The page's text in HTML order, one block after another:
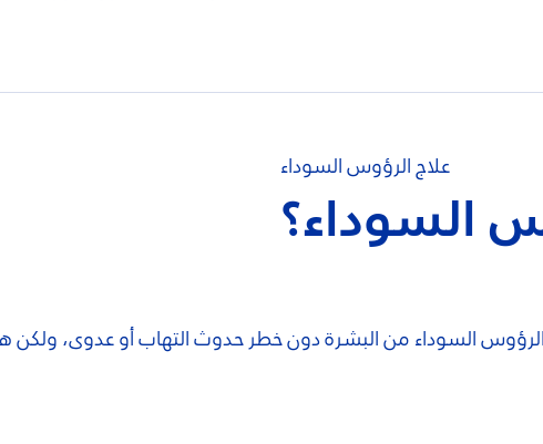
علاج الرؤوس السوداء
السوداء؟
الرؤوس السوداء من البشرة دون خطر حدوث التهاب أو عدوى،